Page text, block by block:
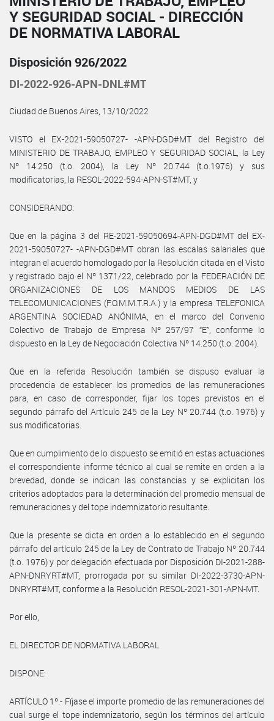
Y SEGURIDAD SOCIAL - DIRECCIÓN
DE NORMATIVA LABORAL
Disposición 926/2022
DI-2022-926-APN-DNL#MT
Ciudad de Buenos Aires, 13/10/2022
VISTO el EX-2021-59050727- -APN-DGD#MT del Registro del
MINISTERIO DE TRABAJO, EMPLEO Y SEGURIDAD SOCIAL, la Ley
Nº 14.250 (t.o. 2004), la Ley Nº 20.744 (t.o.1976) y sus
modificatorias, la RESOL-2022-594-APN-ST#MT, y
CONSIDERANDO:
Que en la página 3 del RE-2021-59050694-APN-DGD#MT del EX-
2021-59050727- -APN-DGD#MT obran las escalas salariales que
integran el acuerdo homologado por la Resolución citada en el Visto
y registrado bajo el Nº 1371/22, celebrado por la FEDERACIÓN DE
ORGANIZACIONES DE LOS MANDOS MEDIOS DE LAS
TELECOMUNICACIONES (F.O.M.M.T.R.A.) y la empresa TELEFONICA
ARGENTINA SOCIEDAD ANÓNIMA, en el marco del Convenio
Colectivo de Trabajo de Empresa Nº 257/97 “E”, conforme lo
dispuesto en la Ley de Negociación Colectiva Nº 14.250 (t.o. 2004).
Que en la referida Resolución también se dispuso evaluar la
procedencia de establecer los promedios de las remuneraciones
para, en caso de corresponder, fijar los topes previstos en el
segundo párrafo del Artículo 245 de la Ley Nº 20.744 (t.o. 1976) y
sus modificatorias.
Que en cumplimiento de lo dispuesto se emitió en estas actuaciones
el correspondiente informe técnico al cual se remite en orden a la
brevedad, donde se indican las constancias y se explicitan los
criterios adoptados para la determinación del promedio mensual de
remuneraciones y del tope indemnizatorio resultante.
Que la presente se dicta en orden a lo establecido en el segundo
párrafo del artículo 245 de la Ley de Contrato de Trabajo Nº 20.744
(t.o. 1976) y por delegación efectuada por Disposición DI-2021-288-
APN-DNRYRT#MT, prorrogada por su similar DI-2022-3730-APN-
DNRYRT#MT, conforme a la Resolución RESOL-2021-301-APN-MT.
Por ello,
EL DIRECTOR DE NORMATIVA LABORAL
DISPONE:
ARTÍCULO 1º.- Fíjase el importe promedio de las remuneraciones del
cual surge el tope indemnizatorio, según los términos del artículo